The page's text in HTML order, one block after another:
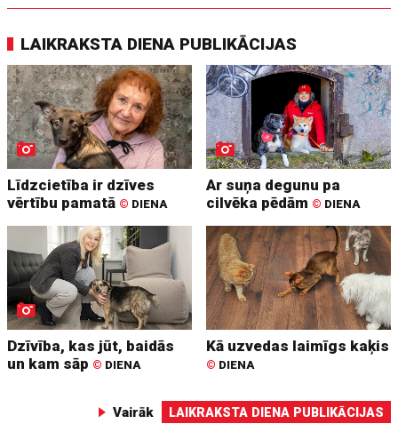
LAIKRAKSTA DIENA PUBLIKĀCIJAS
Līdzcietība ir dzīves
vērtību pamatā © DIENA
Ar suņa degunu pa
cilvēka pēdām © DIENA
Dzīvība, kas jūt, baidās
un kam sāp © DIENA
Kā uzvedas laimīgs kaķis
© DIENA
Vairāk LAIKRAKSTA DIENA PUBLIKĀCIJAS